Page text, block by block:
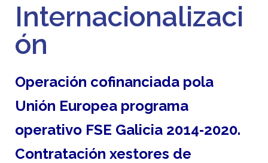
Internacionalizaci
ón
Operación cofinanciada pola
Unión Europea programa
operativo FSE Galicia 2014‑2020.
Contratación xestores de